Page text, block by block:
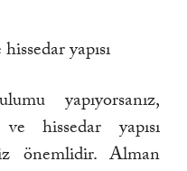
yapısı
yapıyorsanız,
hissedar yapısı
önemlidir. Alman